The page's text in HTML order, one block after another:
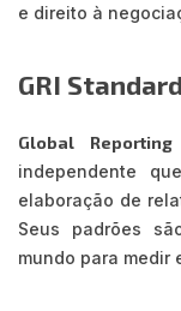
e direito à
GRI
Global
independente
elaboração de
Seus padrões
mundo para medir